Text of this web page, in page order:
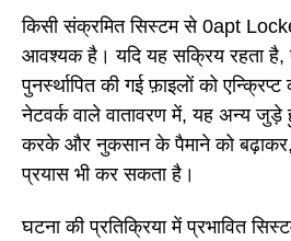
किसी संक्रमित सिस्टम से 0apt
आवश्यक है। यदि यह सक्रिय रहता है,
पुनर्स्थापित की गई फ़ाइलों को
नेटवर्क वाले वातावरण में, यह अन्य
करके और नुकसान के पैमाने को
प्रयास भी कर सकता है।
घटना की प्रतिक्रिया में प्रभावित